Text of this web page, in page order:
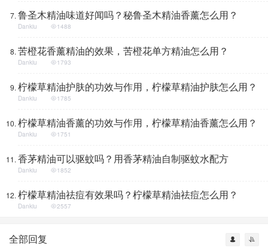
鲁圣木精油味道好闻吗？秘鲁圣木精油香薰怎么用？
Dankiu 1488
苦橙花香薰精油的效果，苦橙花单方精油怎么用？
Dankiu 1793
柠檬草精油护肤的功效与作用，柠檬草精油护肤怎么用？
Dankiu 1785
柠檬草精油香薰的功效与作用，柠檬草精油香薰怎么用？
Dankiu 1751
香茅精油可以驱蚊吗？用香茅精油自制驱蚊水配方
Dankiu 1852
柠檬草精油祛痘有效果吗？柠檬草精油祛痘怎么用？
Dankiu 2557
全部回复